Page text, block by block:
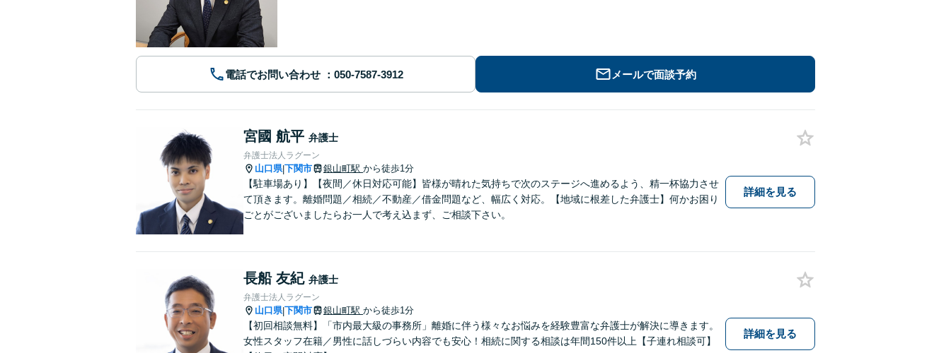
電話でお問い合わせ メールで面談予約
宮國 航平 弁護士
弁護士法人ラグーン
山口県|下関市 銀山町駅 から徒歩1分
【駐車場あり】【夜間／休日対応可能】皆様が晴れた気持ちで次のステージへ進めるよう、精一杯協力させ
て頂きます。離婚問題／相続／不動産／借金問題など、幅広く対応。【地域に根差した弁護士】何かお困り
ごとがございましたらお一人で考え込まず、ご相談下さい。
詳細を見る
長船 友紀 弁護士
弁護士法人ラグーン
山口県|下関市 銀山町駅 から徒歩1分
【初回相談無料】「市内最大級の事務所」離婚に伴う様々なお悩みを経験豊富な弁護士が解決に導きます。
女性スタッフ在籍／男性に話しづらい内容でも安心！相続に関する相談は年間150件以上【子連れ相談可】
詳細を見る